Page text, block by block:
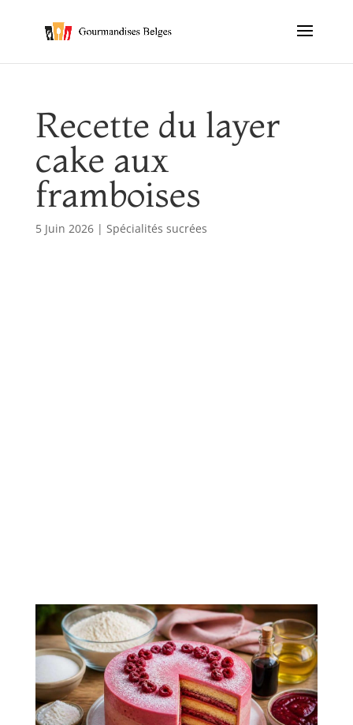
Recette du layer
cake aux
framboises
5 Juin 2026| Spécialités sucrées